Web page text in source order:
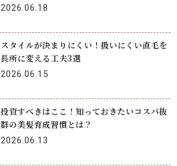
2026.06.18
スタイルが決まりにくい！扱いにくい直毛を
長所に変える工夫3選
2026.06.15
投資すべきはここ！知っておきたいコスパ抜
群の美髪育成習慣とは？
2026.06.13